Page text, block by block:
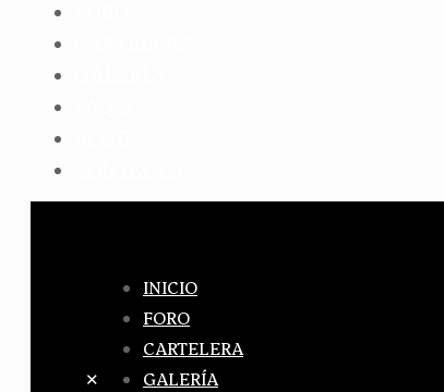
✕
INICIO
FORO
CARTELERA
GALERÍA